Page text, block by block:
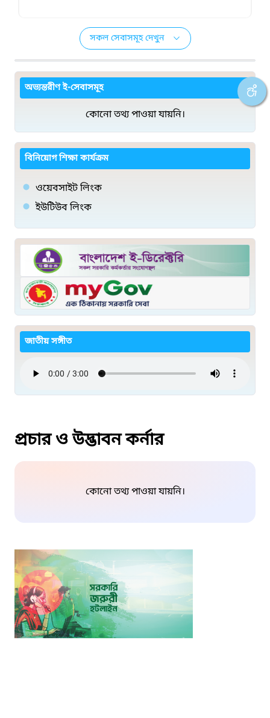
সকল সেবাসমূহ দেখুন
অভ্যন্তরীণ ই-সেবাসমূহ
কোনো তথ্য পাওয়া যায়নি।
বিনিয়োগ শিক্ষা কার্যক্রম
ওয়েবসাইট লিংক
ইউটিউব লিংক
জাতীয় সঙ্গীত
প্রচার ও উদ্ভাবন কর্নার
কোনো তথ্য পাওয়া যায়নি।